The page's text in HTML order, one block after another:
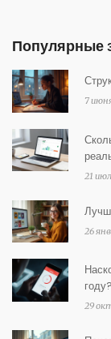
Популярные
7
21
26
году?
29